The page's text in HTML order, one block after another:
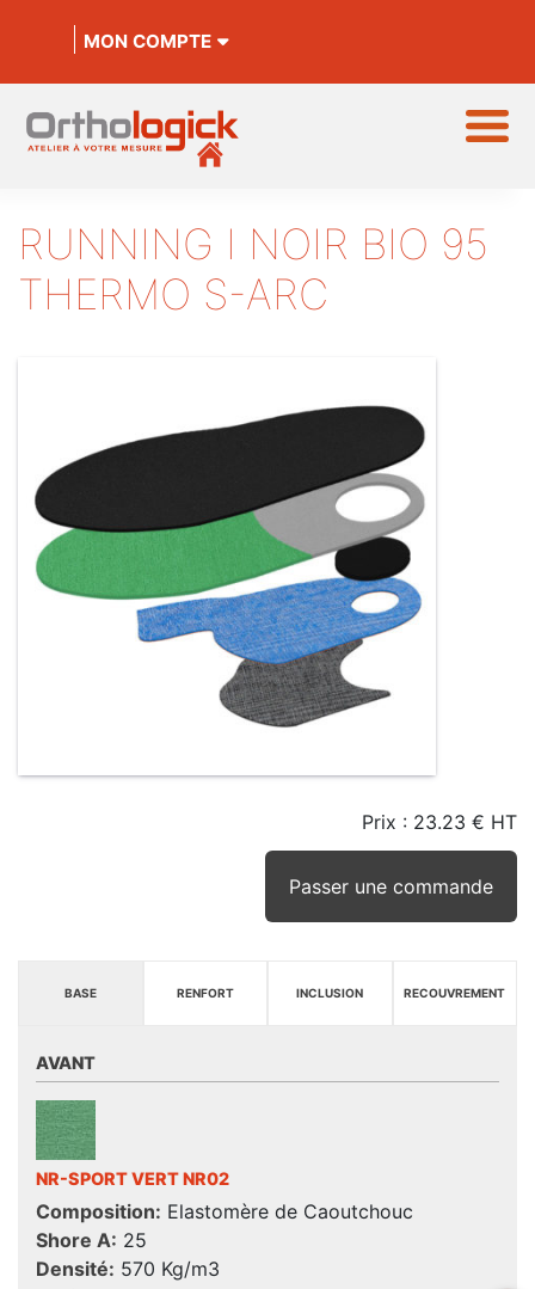
MON COMPTE
RUNNING I NOIR BIO 95
THERMO S-ARC
STOCK
Prix : 23.23 € HT
Passer une commande
BASE RENFORT INCLUSION RECOUVREMENT
AVANT
NR-SPORT VERT NR02
Composition: Elastomère de Caoutchouc
Shore A: 25
Densité: 570 Kg/m3